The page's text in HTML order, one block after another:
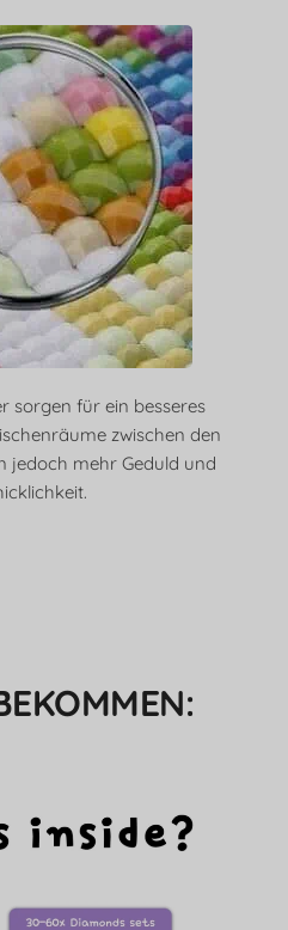
sorgen für ein besseres
zwischen den
jedoch mehr Geduld und